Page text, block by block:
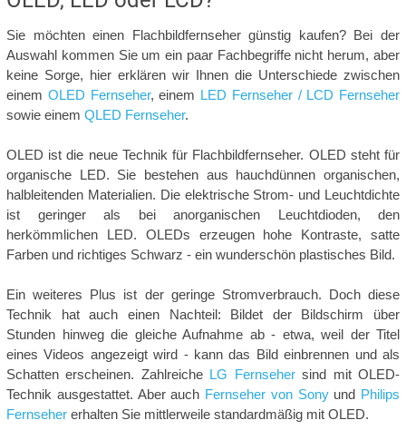
Sie möchten einen Flachbildfernseher günstig kaufen? Bei der
Auswahl kommen Sie um ein paar Fachbegriffe nicht herum, aber
keine Sorge, hier erklären wir Ihnen die Unterschiede zwischen
einem OLED Fernseher, einem LED Fernseher/ LCD Fernseher
sowie einem QLED Fernseher.
OLED ist die neue Technik für Flachbildfernseher. OLED steht für
organische LED. Sie bestehen aus hauchdünnen organischen,
halbleitenden Materialien. Die elektrische Strom- und Leuchtdichte
ist geringer als bei anorganischen Leuchtdioden, den
herkömmlichen LED. OLEDs erzeugen hohe Kontraste, satte
Farben und richtiges Schwarz - ein wunderschön plastisches Bild.
Ein weiteres Plus ist der geringe Stromverbrauch. Doch diese
Technik hat auch einen Nachteil: Bildet der Bildschirm über
Stunden hinweg die gleiche Aufnahme ab - etwa, weil der Titel
eines Videos angezeigt wird - kann das Bild einbrennen und als
Schatten erscheinen. Zahlreiche LG Fernsehersind mit OLED-
Technik ausgestattet. Aber auch Fernseher von Sonyund Philips
Fernseher erhalten Sie mittlerweile standardmäßig mit OLED.